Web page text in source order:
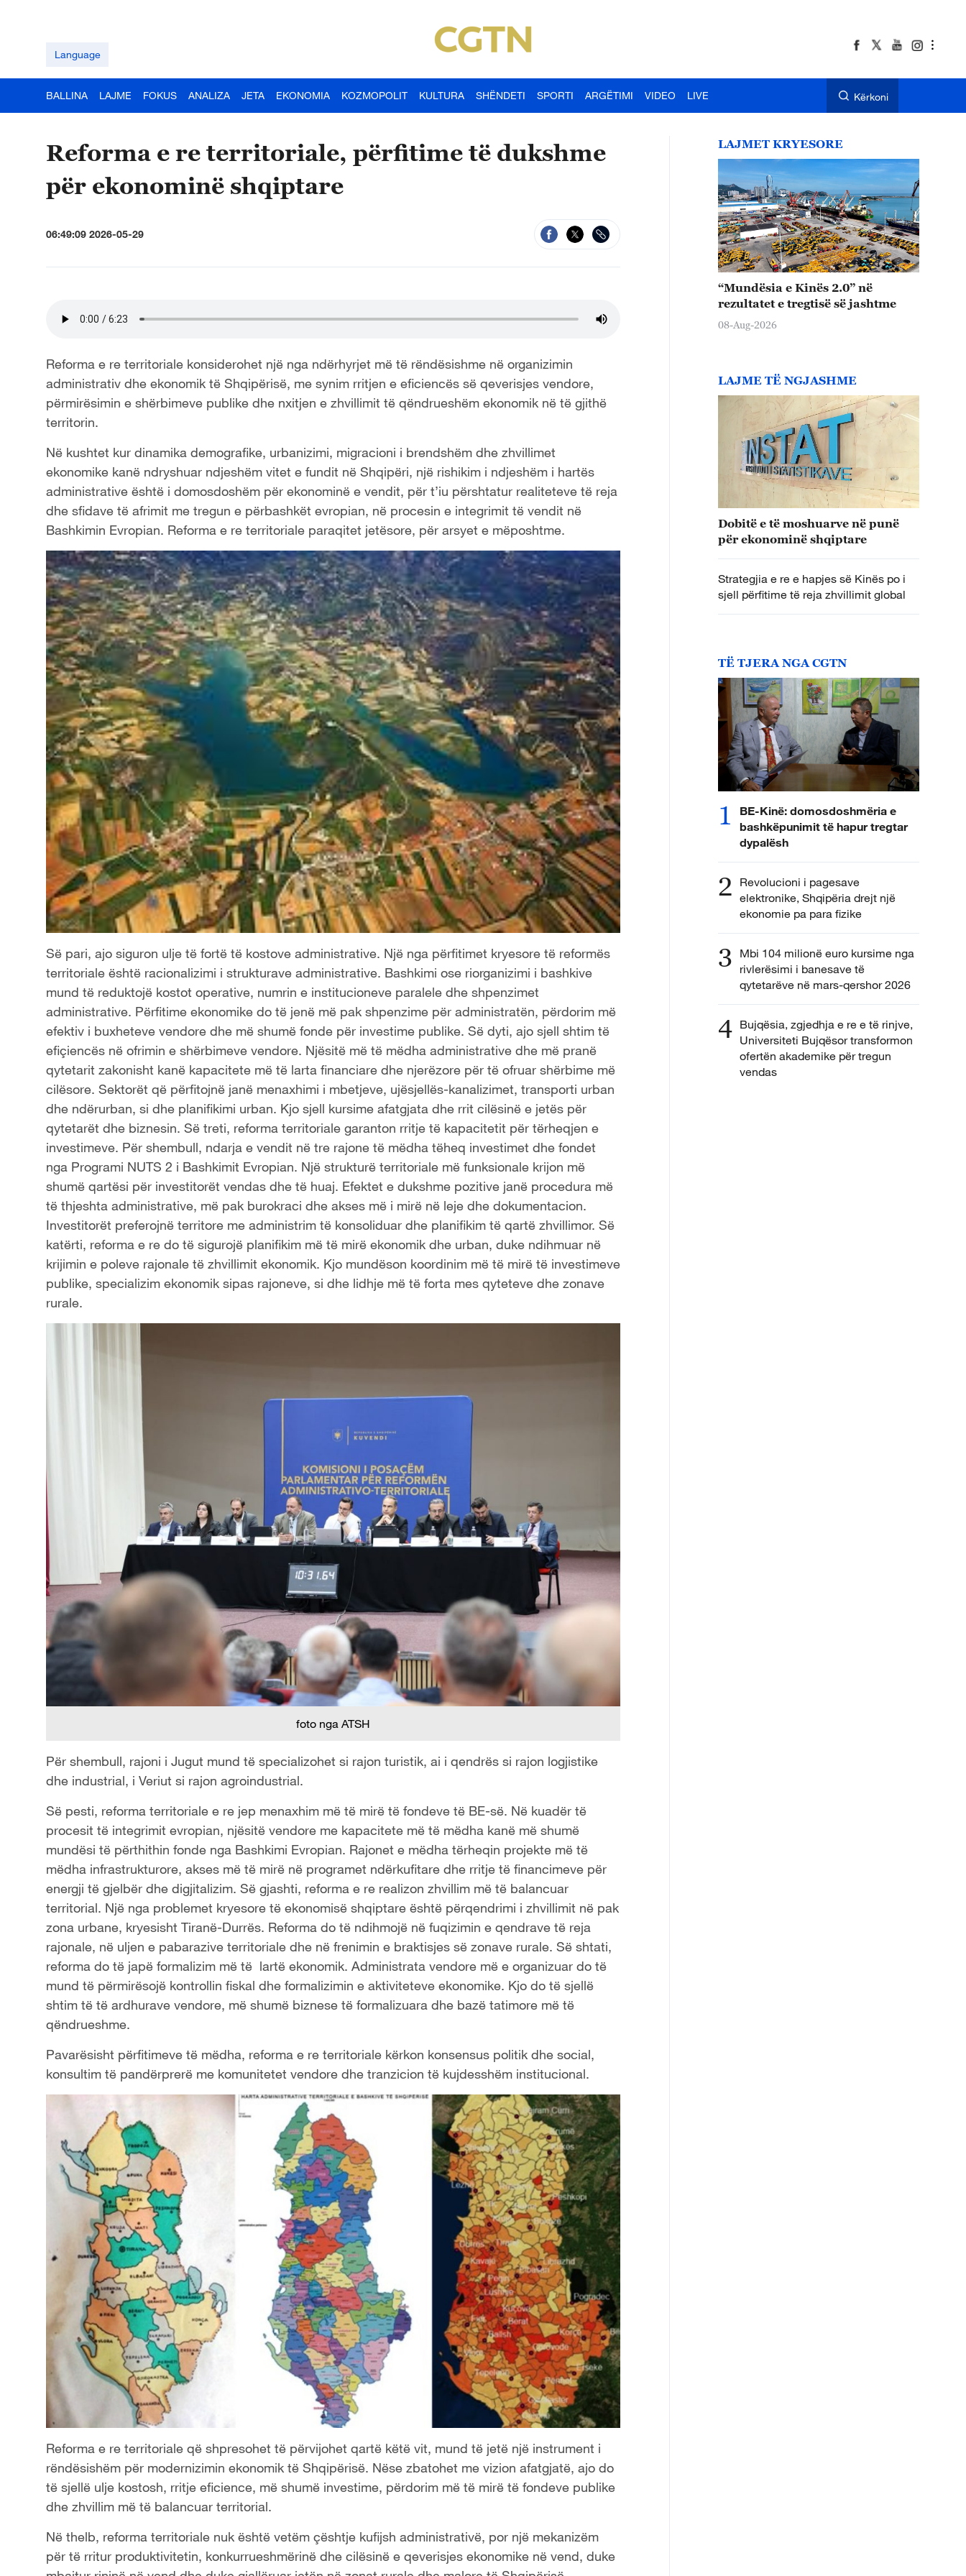
Language
BALLINA LAJME FOKUS ANALIZA JETA EKONOMIA KOZMOPOLIT KULTURA SHËNDETI SPORTI ARGËTIMI VIDEO LIVE Kërkoni
Reforma e re territoriale, përfitime të dukshme
për ekonominë shqiptare
06:49:09 2026-05-29
Reforma e re territoriale konsiderohet një nga ndërhyrjet më të rëndësishme në organizimin
administrativ dhe ekonomik të Shqipërisë, me synim rritjen e eficiencës së qeverisjes vendore,
përmirësimin e shërbimeve publike dhe nxitjen e zhvillimit të qëndrueshëm ekonomik në të gjithë
territorin.
Në kushtet kur dinamika demografike, urbanizimi, migracioni i brendshëm dhe zhvillimet
ekonomike kanë ndryshuar ndjeshëm vitet e fundit në Shqipëri, një rishikim i ndjeshëm i hartës
administrative është i domosdoshëm për ekonominë e vendit, për t’iu përshtatur realiteteve të reja
dhe sfidave të afrimit me tregun e përbashkët evropian, në procesin e integrimit të vendit në
Bashkimin Evropian. Reforma e re territoriale paraqitet jetësore, për arsyet e mëposhtme.
Së pari, ajo siguron ulje të fortë të kostove administrative. Një nga përfitimet kryesore të reformës
territoriale është racionalizimi i strukturave administrative. Bashkimi ose riorganizimi i bashkive
mund të reduktojë kostot operative, numrin e institucioneve paralele dhe shpenzimet
administrative. Përfitime ekonomike do të jenë më pak shpenzime për administratën, përdorim më
efektiv i buxheteve vendore dhe më shumë fonde për investime publike. Së dyti, ajo sjell shtim të
efiçiencës në ofrimin e shërbimeve vendore. Njësitë më të mëdha administrative dhe më pranë
qytetarit zakonisht kanë kapacitete më të larta financiare dhe njerëzore për të ofruar shërbime më
cilësore. Sektorët që përfitojnë janë menaxhimi i mbetjeve, ujësjellës-kanalizimet, transporti urban
dhe ndërurban, si dhe planifikimi urban. Kjo sjell kursime afatgjata dhe rrit cilësinë e jetës për
qytetarët dhe biznesin. Së treti, reforma territoriale garanton rritje të kapacitetit për tërheqjen e
investimeve. Për shembull, ndarja e vendit në tre rajone të mëdha tëheq investimet dhe fondet
nga Programi NUTS 2 i Bashkimit Evropian. Një strukturë territoriale më funksionale krijon më
shumë qartësi për investitorët vendas dhe të huaj. Efektet e dukshme pozitive janë procedura më
të thjeshta administrative, më pak burokraci dhe akses më i mirë në leje dhe dokumentacion.
Investitorët preferojnë territore me administrim të konsoliduar dhe planifikim të qartë zhvillimor. Së
katërti, reforma e re do të sigurojë planifikim më të mirë ekonomik dhe urban, duke ndihmuar në
krijimin e poleve rajonale të zhvillimit ekonomik. Kjo mundëson koordinim më të mirë të investimeve
publike, specializim ekonomik sipas rajoneve, si dhe lidhje më të forta mes qyteteve dhe zonave
rurale.
foto nga ATSH
Për shembull, rajoni i Jugut mund të specializohet si rajon turistik, ai i qendrës si rajon logjistike
dhe industrial, i Veriut si rajon agroindustrial.
Së pesti, reforma territoriale e re jep menaxhim më të mirë të fondeve të BE-së. Në kuadër të
procesit të integrimit evropian, njësitë vendore me kapacitete më të mëdha kanë më shumë
mundësi të përthithin fonde nga Bashkimi Evropian. Rajonet e mëdha tërheqin projekte më të
mëdha infrastrukturore, akses më të mirë në programet ndërkufitare dhe rritje të financimeve për
energji të gjelbër dhe digjitalizim. Së gjashti, reforma e re realizon zhvillim më të balancuar
territorial. Një nga problemet kryesore të ekonomisë shqiptare është përqendrimi i zhvillimit në pak
zona urbane, kryesisht Tiranë-Durrës. Reforma do të ndihmojë në fuqizimin e qendrave të reja
rajonale, në uljen e pabarazive territoriale dhe në frenimin e braktisjes së zonave rurale. Së shtati,
reforma do të japë formalizim më të lartë ekonomik. Administrata vendore më e organizuar do të
mund të përmirësojë kontrollin fiskal dhe formalizimin e aktiviteteve ekonomike. Kjo do të sjellë
shtim të të ardhurave vendore, më shumë biznese të formalizuara dhe bazë tatimore më të
qëndrueshme.
Pavarësisht përfitimeve të mëdha, reforma e re territoriale kërkon konsensus politik dhe social,
konsultim të pandërprerë me komunitetet vendore dhe tranzicion të kujdesshëm institucional.
Reforma e re territoriale që shpresohet të përvijohet qartë këtë vit, mund të jetë një instrument i
rëndësishëm për modernizimin ekonomik të Shqipërisë. Nëse zbatohet me vizion afatgjatë, ajo do
të sjellë ulje kostosh, rritje eficience, më shumë investime, përdorim më të mirë të fondeve publike
dhe zhvillim më të balancuar territorial.
Në thelb, reforma territoriale nuk është vetëm çështje kufijsh administrativë, por një mekanizëm
për të rritur produktivitetin, konkurrueshmërinë dhe cilësinë e qeverisjes ekonomike në vend, duke
LAJMET KRYESORE
“Mundësia e Kinës 2.0” në
rezultatet e tregtisë së jashtme
08-Aug-2026
LAJME TË NGJASHME
Dobitë e të moshuarve në punë
për ekonominë shqiptare
Strategjia e re e hapjes së Kinës po i
sjell përfitime të reja zhvillimit global
TË TJERA NGA CGTN
1
BE-Kinë: domosdoshmëria e
bashkëpunimit të hapur tregtar
dypalësh
2 Revolucioni i pagesave
elektronike, Shqipëria drejt një
ekonomie pa para fizike
3 Mbi 104 milionë euro kursime nga
rivlerësimi i banesave të
qytetarëve në mars-qershor 2026
4 Bujqësia, zgjedhja e re e të rinjve,
Universiteti Bujqësor transformon
ofertën akademike për tregun
vendas